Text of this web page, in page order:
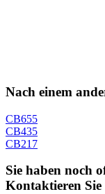
Nach einem
CB655
CB435
CB217
Sie haben noch
Kontaktieren Sie